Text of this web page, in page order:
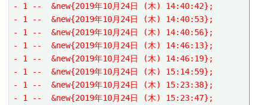
- 1 --  &new{2019年10月24日 (木) 14:40:42};
- 1 --  &new{2019年10月24日 (木) 14:40:53};
- 1 --  &new{2019年10月24日 (木) 14:40:56};
- 1 --  &new{2019年10月24日 (木) 14:46:13};
- 1 --  &new{2019年10月24日 (木) 14:46:19};
- 1 --  &new{2019年10月24日 (木) 15:14:59};
- 1 --  &new{2019年10月24日 (木) 15:23:38};
- 1 --  &new{2019年10月24日 (木) 15:23:47};